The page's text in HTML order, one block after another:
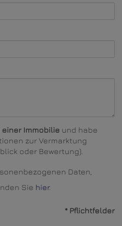
Immobilie und habe
zur Vermarktung
oder Bewertung).
Daten,
Sie hier.
* Pflichtfelder